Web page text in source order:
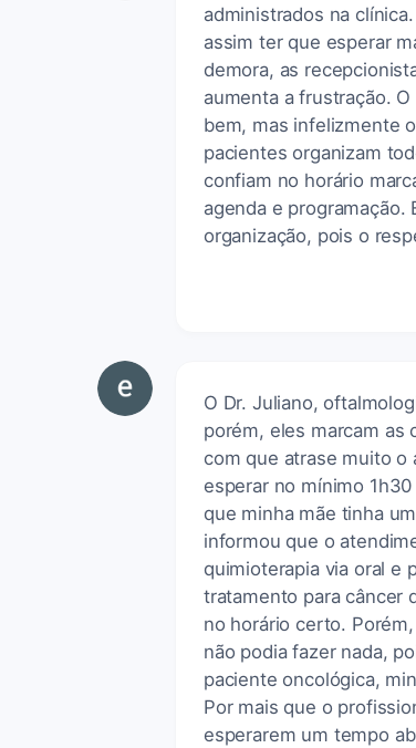
administrados na
assim ter que esperar
demora, as
aumenta a frustração.
bem, mas infelizmente
pacientes organizam
confiam no horário
agenda e programação.
organização, pois o
O Dr. Juliano,
porém, eles marcam as
com que atrase muito
esperar no mínimo
que minha mãe tinha
informou que o
quimioterapia via oral e
tratamento para câncer
no horário certo.
não podia fazer nada,
paciente oncológica,
Por mais que o
esperarem um tempo